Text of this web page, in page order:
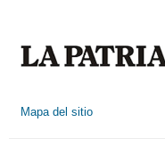
Mapa del sitio